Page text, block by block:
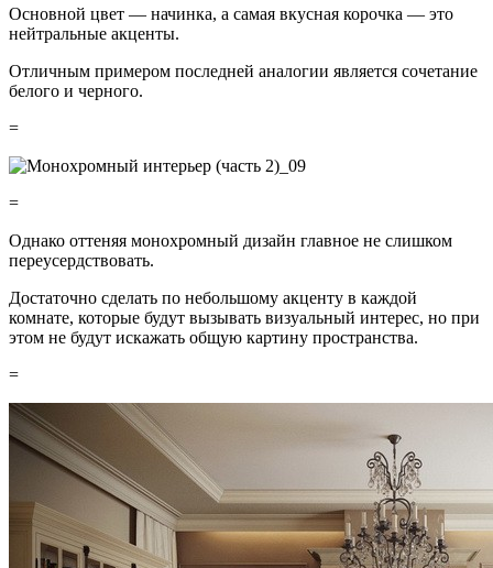
Основной цвет — начинка, а самая вкусная корочка — это
нейтральные акценты.
Отличным примером последней аналогии является сочетание
белого и черного.
=
=
Однако оттеняя монохромный дизайн главное не слишком
переусердствовать.
Достаточно сделать по небольшому акценту в каждой
комнате, которые будут вызывать визуальный интерес, но при
этом не будут искажать общую картину пространства.
=